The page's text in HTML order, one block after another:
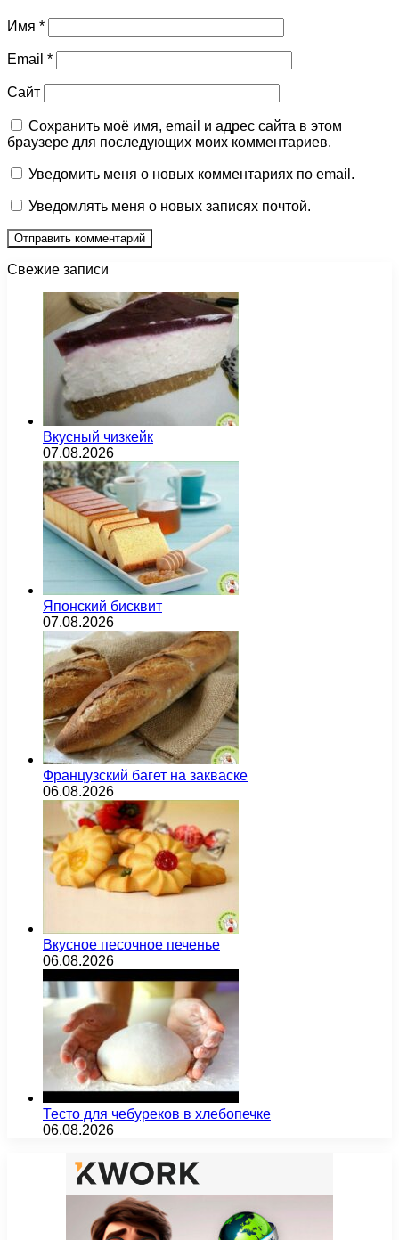
Имя *
Email *
Сайт
Сохранить моё имя, email и адрес сайта в этом
браузере для последующих моих комментариев.
Уведомить меня о новых комментариях по email.
Уведомлять меня о новых записях почтой.
Свежие записи
Вкусный чизкейк
07.08.2026
Японский бисквит
07.08.2026
Французский багет на закваске
06.08.2026
Вкусное песочное печенье
06.08.2026
Тесто для чебуреков в хлебопечке
06.08.2026